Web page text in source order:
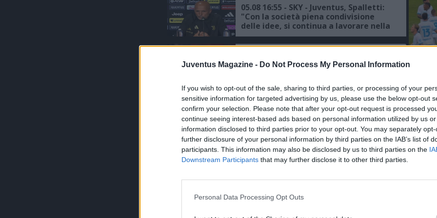
Juventus Magazine - Do Not Process My Personal Information
If you wish to opt-out of the sale, sharing to third parties, or processing of your
sensitive information for targeted advertising by us, please use the below opt-out
confirm your selection. Please note that after your opt-out request is processed
continue seeing interest-based ads based on personal information utilized by us
information disclosed to third parties prior to your opt-out. You may separately
further disclosure of your personal information by third parties on the IAB’s list of
participants. This information may also be disclosed by us to third parties on the
Downstream Participants that may further disclose it to other third parties.
Personal Data Processing Opt Outs
05.08 16:55 - SKY - Juventus, Spalletti:
"Con la società piena condivisione
delle idee, si continua a lavorare nella
maniera corretta"
batte il Chelsea 1-0, super gol di
05.08 13:47 - SKY - PSG-Suzuki, la
trattativa va avanti: resta viva
l’ipotesi prestito alla Juventus
05.08 13:30 - AMICHEVOLI - Chelsea-
Juventus, le formazioni ufficiali
05.08 10:37 - SKY - Juventus pronta ad
affondare il colpo Zirkzee: il
del